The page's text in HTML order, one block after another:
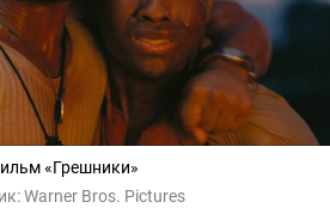
«Грешники»
Warner Bros. Pictures